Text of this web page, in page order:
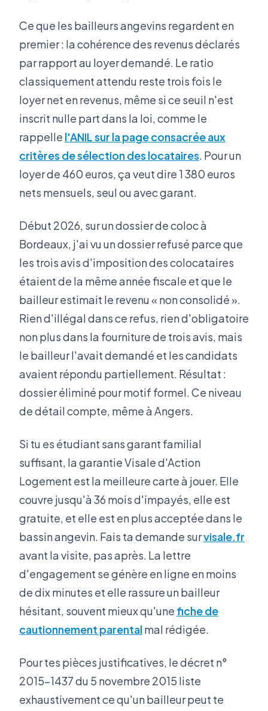
Ce que les bailleurs angevins regardent en
premier : la cohérence des revenus déclarés
par rapport au loyer demandé. Le ratio
classiquement attendu reste trois fois le
loyer net en revenus, même si ce seuil n'est
inscrit nulle part dans la loi, comme le
rappelle l'ANIL sur la page consacrée aux
critères de sélection des locataires. Pour un
loyer de 460 euros, ça veut dire 1 380 euros
nets mensuels, seul ou avec garant.
Début 2026, sur un dossier de coloc à
Bordeaux, j'ai vu un dossier refusé parce que
les trois avis d'imposition des colocataires
étaient de la même année fiscale et que le
bailleur estimait le revenu « non consolidé ».
Rien d'illégal dans ce refus, rien d'obligatoire
non plus dans la fourniture de trois avis, mais
le bailleur l'avait demandé et les candidats
avaient répondu partiellement. Résultat :
dossier éliminé pour motif formel. Ce niveau
de détail compte, même à Angers.
Si tu es étudiant sans garant familial
suffisant, la garantie Visale d'Action
Logement est la meilleure carte à jouer. Elle
couvre jusqu'à 36 mois d'impayés, elle est
gratuite, et elle est en plus acceptée dans le
bassin angevin. Fais ta demande survisale.fr
avant la visite, pas après. La lettre
d'engagement se génère en ligne en moins
de dix minutes et elle rassure un bailleur
hésitant, souvent mieux qu'une fiche de
cautionnement parentalmal rédigée.
Pour tes pièces justificatives, le décret n°
2015-1437 du 5 novembre 2015 liste
exhaustivement ce qu'un bailleur peut te